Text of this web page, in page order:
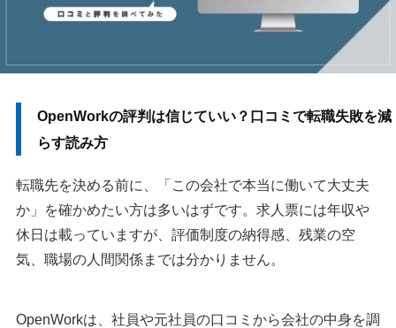
OpenWorkの評判は信じていい？口コミで転職失敗を減
らす読み方
転職先を決める前に、「この会社で本当に働いて大丈夫
か」を確かめたい方は多いはずです。求人票には年収や
休日は載っていますが、評価制度の納得感、残業の空
気、職場の人間関係までは分かりません。
OpenWorkは、社員や元社員の口コミから会社の中身を調